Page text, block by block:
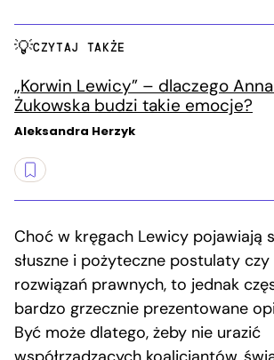
CZYTAJ TAKŻE
„Korwin Lewicy” – dlaczego
Żukowska budzi takie emocje?
Aleksandra Herzyk
Choć w kręgach Lewicy pojawiają
słuszne i pożyteczne postulaty
rozwiązań prawnych, to jednak
bardzo grzecznie prezentowane
Być może dlatego, żeby nie urazić